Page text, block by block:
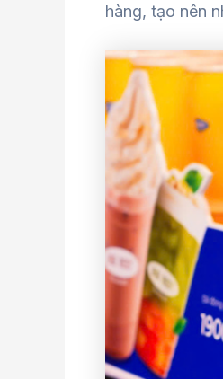
hàng, tạo nên